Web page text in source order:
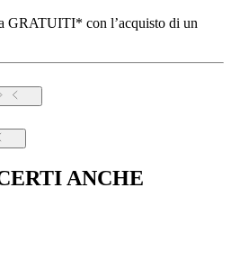
GRATUITI* con l’acquisto di un
ANCHE